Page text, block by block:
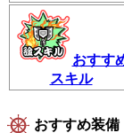
おすす
スキル
おすすめ装